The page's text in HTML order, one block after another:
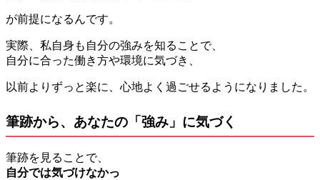
が前提になるんです。
実際、私自身も自分の強みを知ることで、
自分に合った働き方や環境に気づき、
以前よりずっと楽に、心地よく過ごせるようになりました。
筆跡から、あなたの「強み」に気づく
筆跡を見ることで、
自分では気づけなかっ